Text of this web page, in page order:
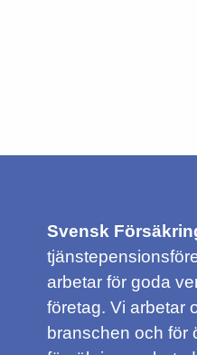
Svensk
arbetar för goda
företag. Vi arbetar
branschen och för